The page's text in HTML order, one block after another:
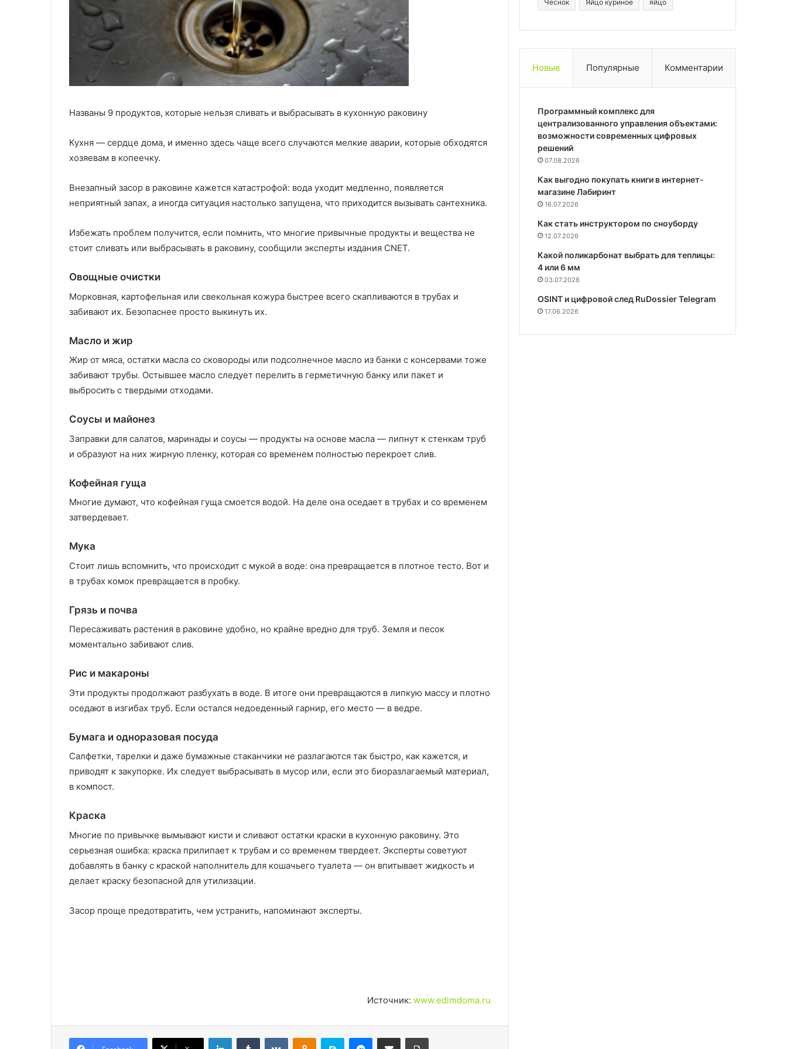
Названы 9 продуктов, которые нельзя сливать и выбрасывать в кухонную раковину
Кухня — сердце дома, и именно здесь чаще всего случаются мелкие аварии, которые обходятся
хозяевам в копеечку.
Внезапный засор в раковине кажется катастрофой: вода уходит медленно, появляется
неприятный запах, а иногда ситуация настолько запущена, что приходится вызывать сантехника.
Избежать проблем получится, если помнить, что многие привычные продукты и вещества не
стоит сливать или выбрасывать в раковину, сообщили эксперты издания CNET.
Овощные очистки
Морковная, картофельная или свекольная кожура быстрее всего скапливаются в трубах и
забивают их. Безопаснее просто выкинуть их.
Масло и жир
Жир от мяса, остатки масла со сковороды или подсолнечное масло из банки с консервами тоже
забивают трубы. Остывшее масло следует перелить в герметичную банку или пакет и
выбросить с твердыми отходами.
Соусы и майонез
Заправки для салатов, маринады и соусы — продукты на основе масла — липнут к стенкам труб
и образуют на них жирную пленку, которая со временем полностью перекроет слив.
Кофейная гуща
Многие думают, что кофейная гуща смоется водой. На деле она оседает в трубах и со временем
затвердевает.
Мука
Стоит лишь вспомнить, что происходит с мукой в воде: она превращается в плотное тесто. Вот и
в трубах комок превращается в пробку.
Грязь и почва
Пересаживать растения в раковине удобно, но крайне вредно для труб. Земля и песок
моментально забивают слив.
Рис и макароны
Эти продукты продолжают разбухать в воде. В итоге они превращаются в липкую массу и плотно
оседают в изгибах труб. Если остался недоеденный гарнир, его место — в ведре.
Бумага и одноразовая посуда
Салфетки, тарелки и даже бумажные стаканчики не разлагаются так быстро, как кажется, и
приводят к закупорке. Их следует выбрасывать в мусор или, если это биоразлагаемый материал,
в компост.
Краска
Многие по привычке вымывают кисти и сливают остатки краски в кухонную раковину. Это
серьезная ошибка: краска прилипает к трубам и со временем твердеет. Эксперты советуют
добавлять в банку с краской наполнитель для кошачьего туалета — он впитывает жидкость и
делает краску безопасной для утилизации.
Засор проще предотвратить, чем устранить, напоминают эксперты.
Источник: www.edimdoma.ru
LinkedInTumblr ВконтактеОдноклассники
Skype Messenger
Поделиться через электронную почту Печатать
Чеснок Яйцо куриное яйцо
Новые Популярные Комментарии
Программный комплекс для
централизованного управления объектами:
возможности современных цифровых
решений
07.08.2026
Как выгодно покупать книги в интернет-
магазине Лабиринт
16.07.2026
Как стать инструктором по сноуборду
12.07.2026
Какой поликарбонат выбрать для теплицы:
4 или 6 мм
03.07.2026
OSINT и цифровой след RuDossier Telegram
17.06.2026